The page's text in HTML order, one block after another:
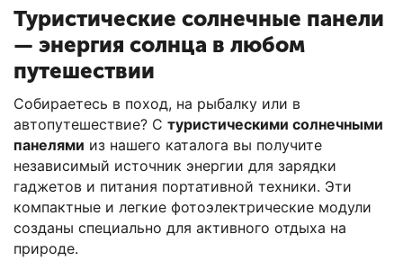
Туристические солнечные панели
— энергия солнца в любом
путешествии
Собираетесь в поход, на рыбалку или в
автопутешествие? С туристическими солнечными
панелями из нашего каталога вы получите
независимый источник энергии для зарядки
гаджетов и питания портативной техники. Эти
компактные и легкие фотоэлектрические модули
созданы специально для активного отдыха на
природе.